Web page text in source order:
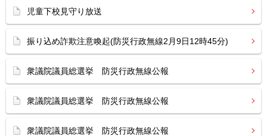
児童下校見守り放送
振り込め詐欺注意喚起(防災行政無線2月9日12時45分)
衆議院議員総選挙 防災行政無線公報
衆議院議員総選挙 防災行政無線公報
衆議院議員総選挙 防災行政無線公報